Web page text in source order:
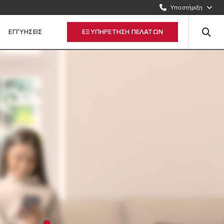
Υποστήριξη
ΕΓΓΥΗΣΕΙΣ ΕΞΥΠΗΡΕΤΗΣΗ ΠΕΛΑΤΩΝ